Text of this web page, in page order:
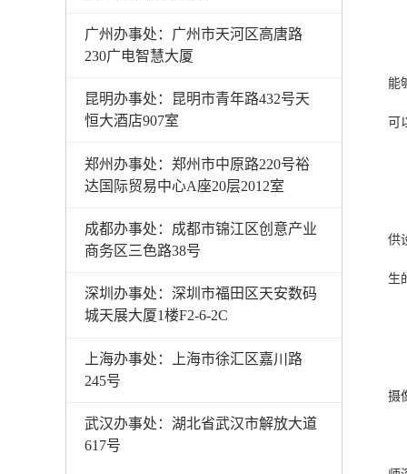
广州办事处：广州市天河区高唐路
230广电智慧大厦
昆明办事处：昆明市青年路432号天
恒大酒店907室
郑州办事处：郑州市中原路220号裕
达国际贸易中心A座20层2012室
成都办事处：成都市锦江区创意产业
商务区三色路38号
深圳办事处：深圳市福田区天安数码
城天展大厦1楼F2-6-2C
上海办事处：上海市徐汇区嘉川路
245号
武汉办事处：湖北省武汉市解放大道
617号
能
可
供
生
摄